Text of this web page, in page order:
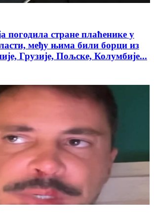
погодила стране плаћенике у
међу њима били борци из
Грузије, Пољске, Колумбије...